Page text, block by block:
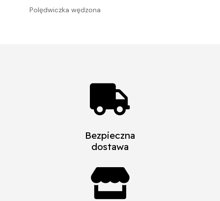
Polędwiczka wędzona

Bezpieczna
dostawa
